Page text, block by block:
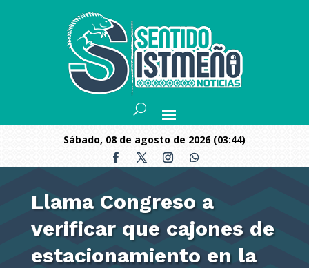
sábado, 08 de agosto de 2026 (03:44)
Llama Congreso a
verificar que cajones de
estacionamiento en la